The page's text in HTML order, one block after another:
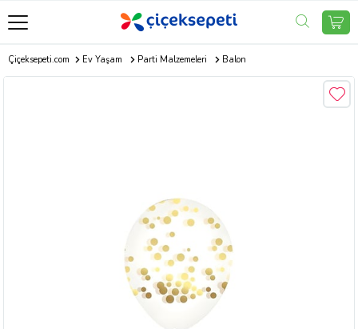
Çiçeksepeti.com Ev Yaşam Parti Malzemeleri Balon